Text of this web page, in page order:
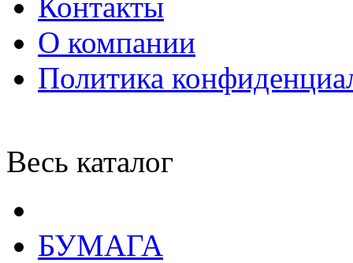
О компании
Политика
Весь каталог
БУМАГА